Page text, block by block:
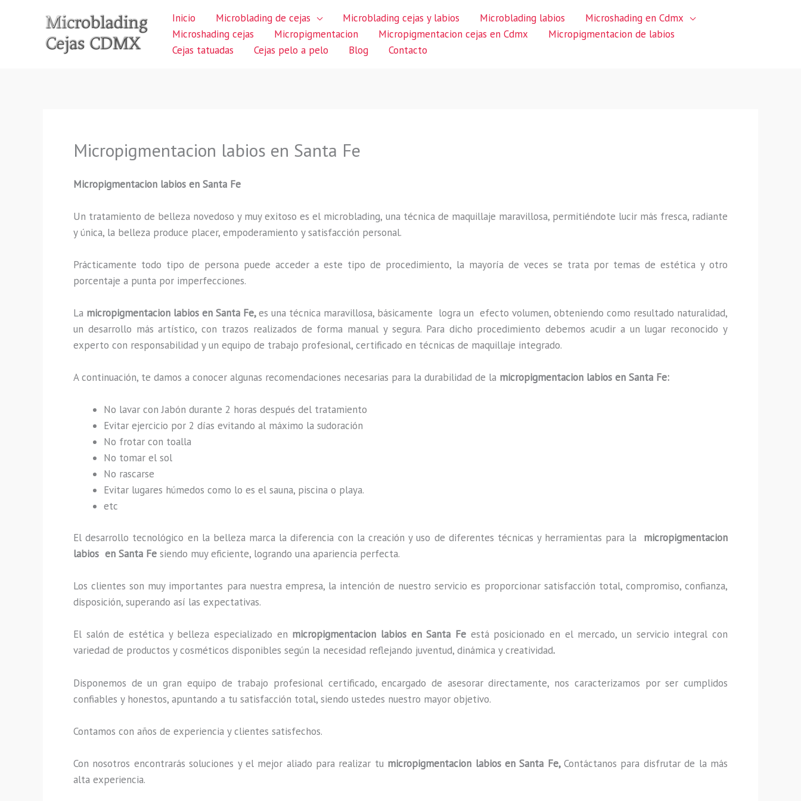
Inicio Microblading de cejas Microblading cejas y labios Microblading labios
Microshading en Cdmx
Microshading cejas
Micropigmentacion Micropigmentacion cejas en Cdmx
Micropigmentacion de labios
Cejas tatuadas
Cejas pelo a pelo Blog Contacto
Micropigmentacion labios en Santa Fe
Micropigmentacion labios en Santa Fe
Un tratamiento de belleza novedoso y muy exitoso es el microblading, una técnica de maquillaje maravillosa, permitiéndote lucir más fresca, radiante
y única, la belleza produce placer, empoderamiento y satisfacción personal.
Prácticamente todo tipo de persona puede acceder a este tipo de procedimiento, la mayoría de veces se trata por temas de estética y otro
porcentaje a punta por imperfecciones.
La micropigmentacion labios en Santa Fe,es una técnica maravillosa, básicamente logra un efecto volumen, obteniendo como resultado naturalidad,
un desarrollo más artístico, con trazos realizados de forma manual y segura. Para dicho procedimiento debemos acudir a un lugar reconocido y
experto con responsabilidad y un equipo de trabajo profesional, certificado en técnicas de maquillaje integrado.
A continuación, te damos a conocer algunas recomendaciones necesarias para la durabilidad de la micropigmentacion labios en Santa Fe:
No lavar con Jabón durante 2 horas después del tratamiento
Evitar ejercicio por 2 días evitando al máximo la sudoración
No frotar con toalla
No tomar el sol
No rascarse
Evitar lugares húmedos como lo es el sauna, piscina o playa.
etc
El desarrollo tecnológico en la belleza marca la diferencia con la creación y uso de diferentes técnicas y herramientas para la micropigmentacion
labios en Santa Fe siendo muy eficiente, logrando una apariencia perfecta.
Los clientes son muy importantes para nuestra empresa, la intención de nuestro servicio es proporcionar satisfacción total, compromiso, confianza,
disposición, superando así las expectativas.
El salón de estética y belleza especializado en micropigmentacion labios en Santa Fe está posicionado en el mercado, un servicio integral con
variedad de productos y cosméticos disponibles según la necesidad reflejando juventud, dinámica y creatividad.
Disponemos de un gran equipo de trabajo profesional certificado, encargado de asesorar directamente, nos caracterizamos por ser cumplidos
confiables y honestos, apuntando a tu satisfacción total, siendo ustedes nuestro mayor objetivo.
Contamos con años de experiencia y clientes satisfechos.
Con nosotros encontrarás soluciones y el mejor aliado para realizar tu micropigmentacion labios en Santa Fe,Contáctanos para disfrutar de la más
alta experiencia.